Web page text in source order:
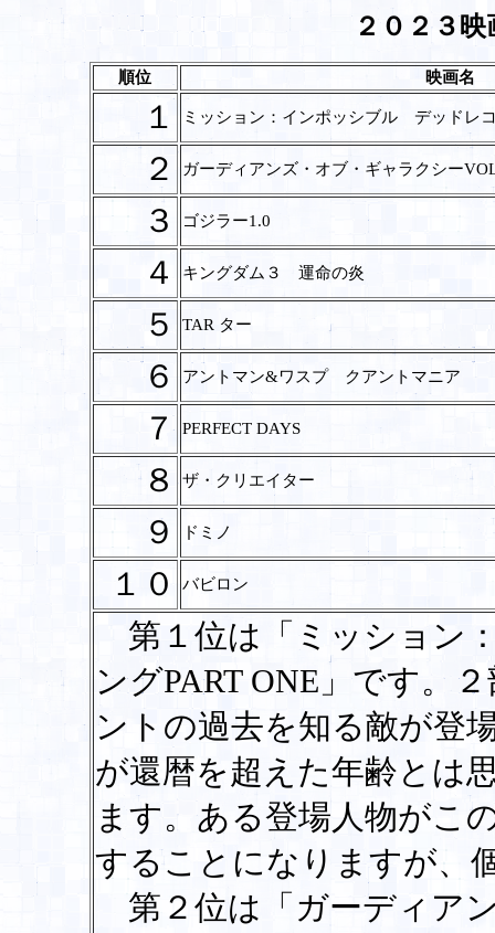
２０２３
順位 映画名
１ ミッション：インポッシブル デッドレ
２ ガーディアンズ・オブ・ギャラクシー
３ ゴジラー1.0
４ キングダム３ 運命の炎
５ TAR ター
６ アントマン&ワスプ クアントマニア
７ PERFECT DAYS
８ ザ・クリエイター
９ ドミノ
１０ バビロン
第１位は「ミッション
ングPART ONE」です。
ントの過去を知る敵が登
が還暦を超えた年齢とは
ます。ある登場人物がこ
することになりますが、
第２位は「ガーディア